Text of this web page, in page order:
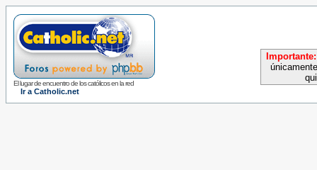
El lugar de encuentro de los católicos en la red
Ir a Catholic.net
Importante: